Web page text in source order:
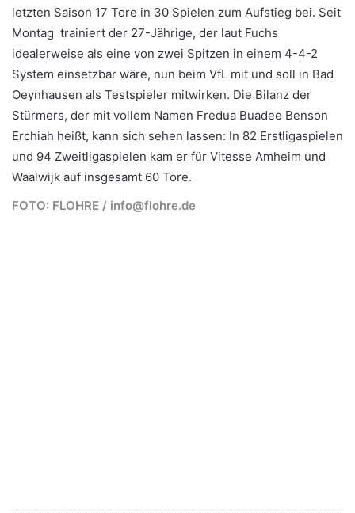
letzten Saison 17 Tore in 30 Spielen zum Aufstieg bei. Seit
Montag trainiert der 27-Jährige, der laut Fuchs
idealerweise als eine von zwei Spitzen in einem 4-4-2
System einsetzbar wäre, nun beim VfL mit und soll in Bad
Oeynhausen als Testspieler mitwirken. Die Bilanz der
Stürmers, der mit vollem Namen Fredua Buadee Benson
Erchiah heißt, kann sich sehen lassen: In 82 Erstligaspielen
und 94 Zweitligaspielen kam er für Vitesse Amheim und
Waalwijk auf insgesamt 60 Tore.
FOTO: FLOHRE / info@flohre.de